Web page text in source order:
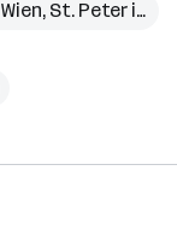
Wien, St. Peter in der Au